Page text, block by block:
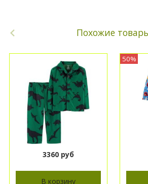
Похожие
3360 руб
В корзину
50%